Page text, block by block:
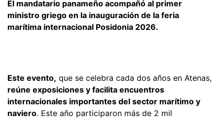
El mandatario panameño acompañó al primer
ministro griego en la inauguración de la feria
marítima internacional Posidonia 2026.
Este evento, que se celebra cada dos años en Atenas,
reúne exposiciones y facilita encuentros
internacionales importantes del sector marítimo y
naviero. Este año participaron más de 2 mil